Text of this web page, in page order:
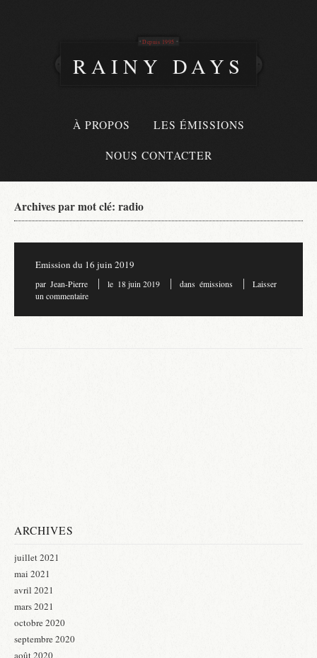
Depuis 1995
RAINY DAYS
À PROPOS LES ÉMISSIONS
NOUS CONTACTER
Archives par mot clé: radio
Emission du 16 juin 2019
par Jean-Pierre le 18 juin 2019 dans émissions
Laisser
un commentaire
ARCHIVES
juillet 2021
mai 2021
avril 2021
mars 2021
octobre 2020
septembre 2020
août 2020